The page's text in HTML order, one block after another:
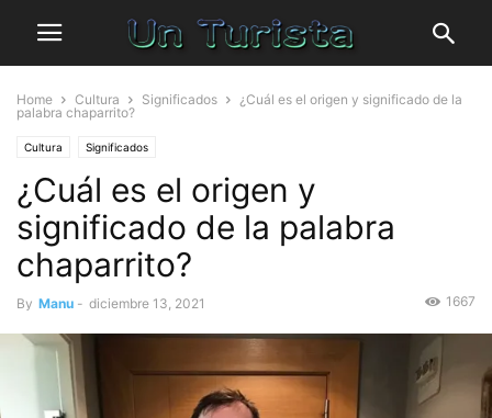
Home Cultura Significados
¿Cuál es el origen y significado de la
palabra chaparrito?
Cultura Significados
¿Cuál es el origen y
significado de la palabra
chaparrito?
By Manu - diciembre 13, 2021 1667